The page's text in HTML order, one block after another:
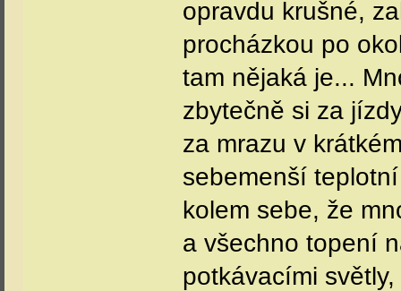
opravdu krušné,
procházkou po
tam nějaká je...
zbytečně si za
za mrazu v
sebemenší
kolem sebe, že
a všechno topení
potkávacími